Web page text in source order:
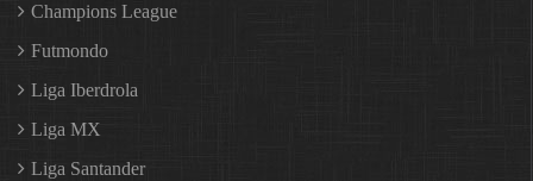
Champions League
Futmondo
Liga Iberdrola
Liga MX
Liga Santander